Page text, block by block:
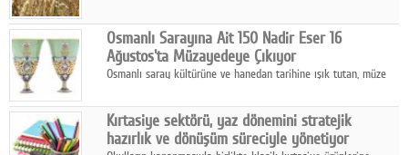
geçirdi.
Osmanlı Sarayına Ait 150 Nadir Eser 16
Ağustos'ta Müzayedeye Çıkıyor
Osmanlı saray kültürüne ve hanedan tarihine ışık tutan, müze
Ağustos'ta Arthill Müzecilik'in düzenleyeceği özel müzayedede
koleksiyonerlerle buluşuyor
Kırtasiye sektörü, yaz dönemini stratejik
hazırlık ve dönüşüm süreciyle yönetiyor